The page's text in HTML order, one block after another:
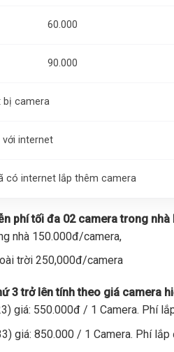
60.000
90.000
bị camera
với internet
có internet lắp thêm camera
phí tối đa 02 camera trong
nhà 150.000đ/camera,
trời 250,000đ/camera
3 trở lên tính theo giá camera
giá: 550.000đ / 1 Camera. Phí
giá: 850.000 / 1 Camera. Phí